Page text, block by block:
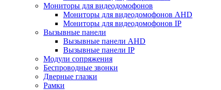
Мониторы для видеодомофонов
Мониторы для видеодомофонов AHD
Мониторы для видеодомофонов IP
Вызывные панели
Вызывные панели AHD
Вызывные панели IP
Модули сопряжения
Беспроводные звонки
Дверные глазки
Рамки